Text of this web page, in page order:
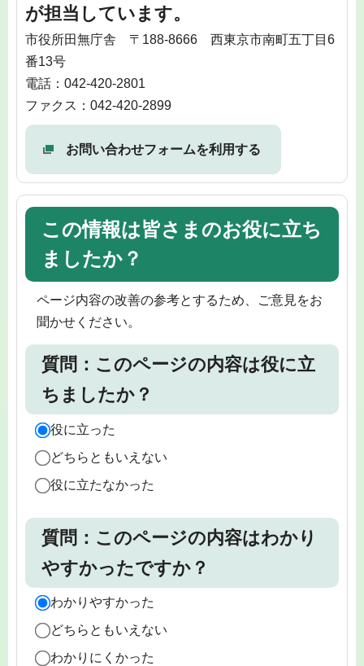
が担当しています。
市役所田無庁舎 〒188-8666 西東京市南町五丁目6
番13号
電話：042-420-2801
ファクス：042-420-2899
お問い合わせフォームを利用する
この情報は皆さまのお役に立ち
ましたか？
ページ内容の改善の参考とするため、ご意見をお
聞かせください。
質問：このページの内容は役に立
ちましたか？
役に立った
どちらともいえない
役に立たなかった
質問：このページの内容はわかり
やすかったですか？
わかりやすかった
どちらともいえない
わかりにくかった